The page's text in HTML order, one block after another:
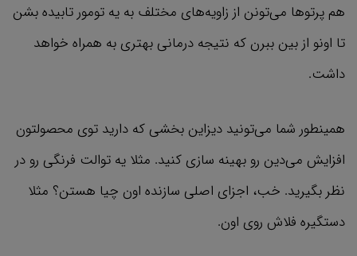
هم پرتوها می‌تونن از زاویه‌های مختلف به یه تومور تابیده بشن
تا اونو از بین ببرن که نتیجه درمانی بهتری به همراه خواهد
داشت.
همینطور شما می‌تونید دیزاین بخشی که دارید توی محصولتون
افزایش می‌دین رو بهینه سازی کنید. مثلا یه توالت فرنگی رو در
نظر بگیرید. خب، اجزای اصلی سازنده اون چیا هستن؟ مثلا
دستگیره فلاش روی اون.